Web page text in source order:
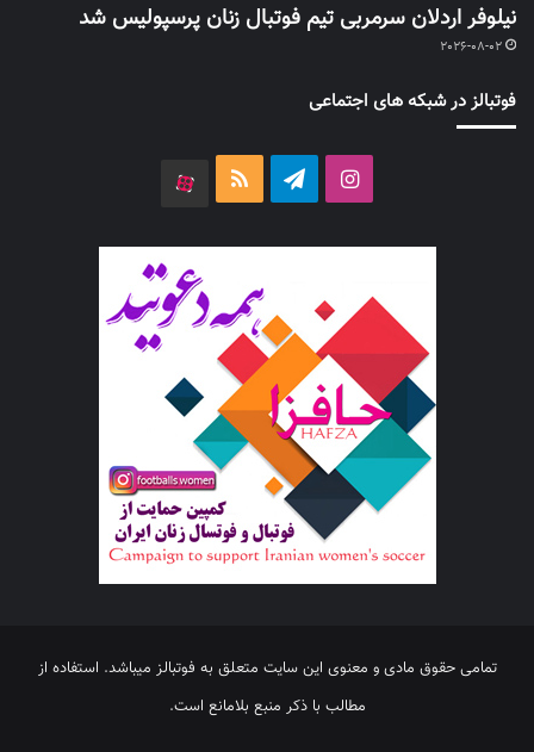
نیلوفر اردلان سرمربی تیم فوتبال زنان پرسپولیس شد
2026-08-02
فوتبالز در شبکه های اجتماعی
اینستاگرامتلگرام خوراک
تمامی حقوق مادی و معنوی این سایت متعلق به فوتبالز میباشد. استفاده از
مطالب با ذکر منبع بلامانع است.